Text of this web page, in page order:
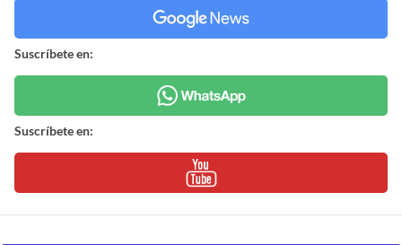
Suscríbete en:
Suscríbete en: